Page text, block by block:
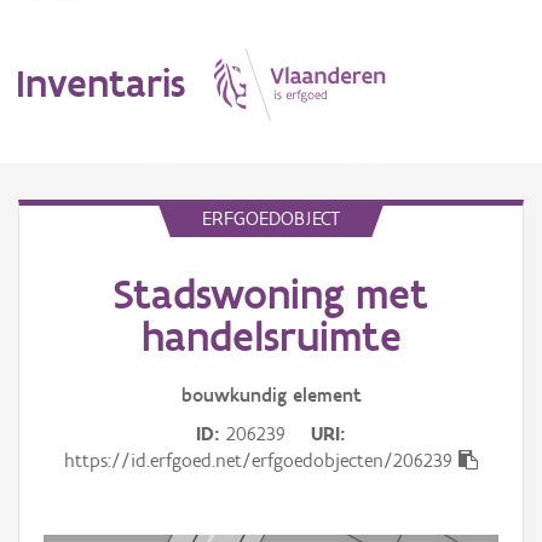
Inventaris
Erfgoedobject
Aanduidingsobject
Thema
ERFGOEDOBJECT
Stadswoning met
handelsruimte
bouwkundig element
ID 206239
URI
https://id.erfgoed.net/erfgoedobjecten/206239